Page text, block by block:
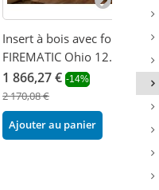
Insert à bois avec four -
FIREMATIC Ohio 12.8 kW
1 866,27 € -14%
2 170,08 €
Ajouter au panier